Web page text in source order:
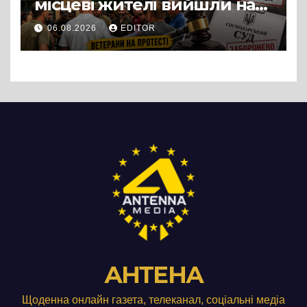
місцеві жителі вийшли на
протест до стін
підприємства ТОВ «Омега
Три», що займається
06.08.2026 EDITOR
АНТЕНА
Щоденна онлайн газета, телеканал, соціальні медіа